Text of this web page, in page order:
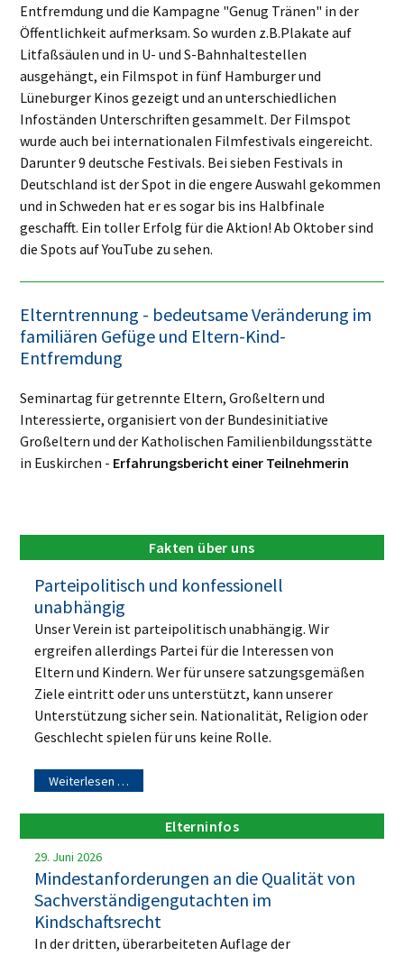
Entfremdung und die Kampagne "Genug Tränen" in der
Öffentlichkeit aufmerksam. So wurden z.B.Plakate auf
Litfaßsäulen und in U- und S-Bahnhaltestellen
ausgehängt, ein Filmspot in fünf Hamburger und
Lüneburger Kinos gezeigt und an unterschiedlichen
Infoständen Unterschriften gesammelt. Der Filmspot
wurde auch bei internationalen Filmfestivals eingereicht.
Darunter 9 deutsche Festivals. Bei sieben Festivals in
Deutschland ist der Spot in die engere Auswahl gekommen
und in Schweden hat er es sogar bis ins Halbfinale
geschafft. Ein toller Erfolg für die Aktion! Ab Oktober sind
die Spots auf YouTube zu sehen.
Elterntrennung - bedeutsame Veränderung im
familiären Gefüge und Eltern-Kind-
Entfremdung
Seminartag für getrennte Eltern, Großeltern und
Interessierte, organisiert von der Bundesinitiative
Großeltern und der Katholischen Familienbildungsstätte
in Euskirchen - Erfahrungsbericht einer Teilnehmerin
Fakten über uns
Parteipolitisch und konfessionell
unabhängig
Unser Verein ist parteipolitisch unabhängig. Wir
ergreifen allerdings Partei für die Interessen von
Eltern und Kindern. Wer für unsere satzungsgemäßen
Ziele eintritt oder uns unterstützt, kann unserer
Unterstützung sicher sein. Nationalität, Religion oder
Geschlecht spielen für uns keine Rolle.
Weiterlesen …
Elterninfos
29. Juni 2026
Mindestanforderungen an die Qualität von
Sachverständigengutachten im
Kindschaftsrecht
In der dritten, überarbeiteten Auflage der